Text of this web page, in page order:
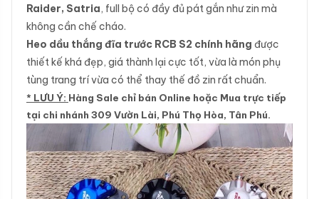
Raider, Satria, full bộ có đầy đủ pát gắn như zin mà
không cần chế cháo.
Heo dầu thắng đĩa trước RCB S2 chính hãng được
thiết kế khá đẹp, giá thành lại cực tốt, vừa là món phụ
tùng trang trí vừa có thể thay thế đồ zin rất chuẩn.
* LƯU Ý: Hàng Sale chỉ bán Online hoặc Mua trực tiếp
tại chi nhánh 309 Vườn Lài, Phú Thọ Hòa, Tân Phú.